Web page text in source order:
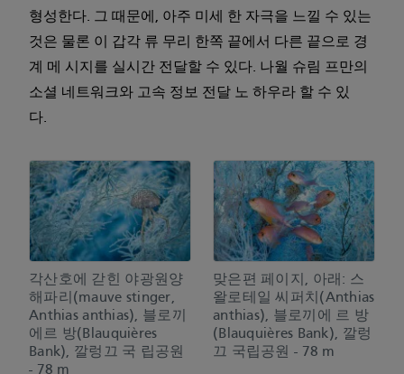
형성한다. 그 때문에, 아주 미세 한 자극을 느낄 수 있는
것은 물론 이 갑각 류 무리 한쪽 끝에서 다른 끝으로 경
계 메 시지를 실시간 전달할 수 있다. 나월 슈림 프만의
소셜 네트워크와 고속 정보 전달 노 하우라 할 수 있
다.
각산호에 갇힌 야광원양
해파리(mauve stinger,
Anthias anthias), 블로끼
에르 방(Blauquières
Bank), 깔렁끄 국 립공원
- 78 m
맞은편 페이지, 아래: 스
왈로테일 씨퍼치(Anthias
anthias), 블로끼에 르 방
(Blauquières Bank), 깔렁
끄 국립공원 - 78 m